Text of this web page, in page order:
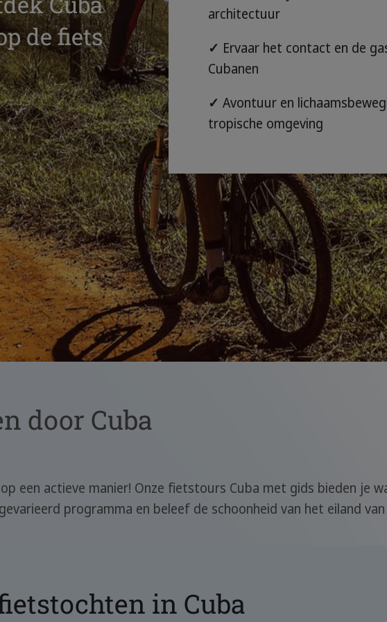
de fiets
architectuur
✓ Ervaar het contact en de
Cubanen
✓ Avontuur en
tropische omgeving
door Cuba
een actieve manier! Onze fietstours Cuba met gids bieden je
programma en beleef de schoonheid van het eiland
in Cuba